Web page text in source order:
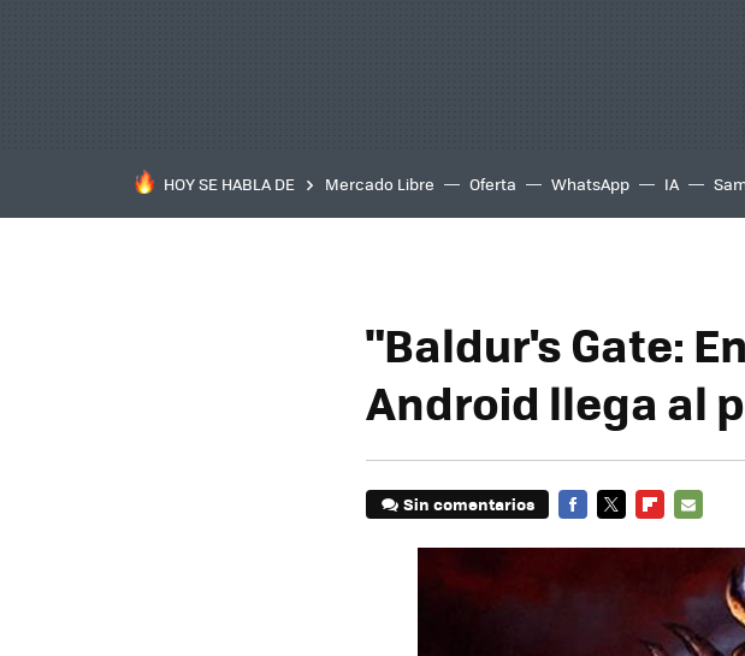
HOY SE HABLA DE Mercado Libre Oferta WhatsApp IA
"Baldur's Gate:
Android llega al
Sin comentarios